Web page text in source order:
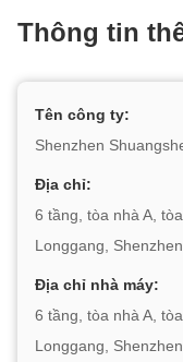
Thông tin
Tên công ty:
Shenzhen
Địa chỉ:
6 tầng, tòa nhà A,
Longgang,
Địa chỉ nhà máy:
6 tầng, tòa nhà A,
Longgang,